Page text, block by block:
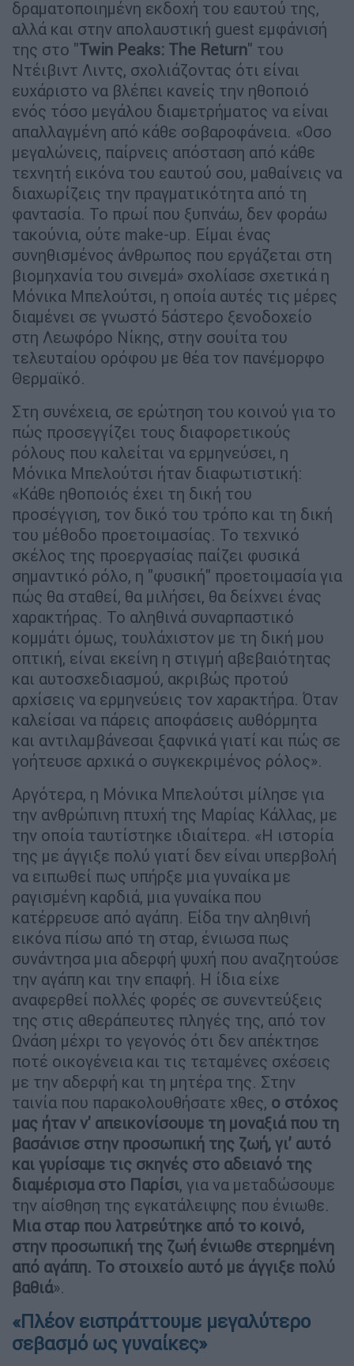
δραματοποιημένη εκδοχή του εαυτού της,
αλλά και στην απολαυστική guest εμφάνισή
της στο "Twin Peaks: The Return" του
Ντέιβιντ Λιντς, σχολιάζοντας ότι είναι
ευχάριστο να βλέπει κανείς την ηθοποιό
ενός τόσο μεγάλου διαμετρήματος να είναι
απαλλαγμένη από κάθε σοβαροφάνεια. «Οσο
μεγαλώνεις, παίρνεις απόσταση από κάθε
τεχνητή εικόνα του εαυτού σου, μαθαίνεις να
διαχωρίζεις την πραγματικότητα από τη
φαντασία. Το πρωί που ξυπνάω, δεν φοράω
τακούνια, ούτε make-up. Είμαι ένας
συνηθισμένος άνθρωπος που εργάζεται στη
βιομηχανία του σινεμά» σχολίασε σχετικά η
Μόνικα Μπελούτσι, η οποία αυτές τις μέρες
διαμένει σε γνωστό 5άστερο ξενοδοχείο
στη Λεωφόρο Νίκης, στην σουίτα του
τελευταίου ορόφου με θέα τον πανέμορφο
Θερμαϊκό.
Στη συνέχεια, σε ερώτηση του κοινού για το
πώς προσεγγίζει τους διαφορετικούς
ρόλους που καλείται να ερμηνεύσει, η
Μόνικα Μπελούτσι ήταν διαφωτιστική:
«Κάθε ηθοποιός έχει τη δική του
προσέγγιση, τον δικό του τρόπο και τη δική
του μέθοδο προετοιμασίας. Το τεχνικό
σκέλος της προεργασίας παίζει φυσικά
σημαντικό ρόλο, η "φυσική" προετοιμασία για
πώς θα σταθεί, θα μιλήσει, θα δείχνει ένας
χαρακτήρας. Το αληθινά συναρπαστικό
κομμάτι όμως, τουλάχιστον με τη δική μου
οπτική, είναι εκείνη η στιγμή αβεβαιότητας
και αυτοσχεδιασμού, ακριβώς προτού
αρχίσεις να ερμηνεύεις τον χαρακτήρα. Όταν
καλείσαι να πάρεις αποφάσεις αυθόρμητα
και αντιλαμβάνεσαι ξαφνικά γιατί και πώς σε
γοήτευσε αρχικά ο συγκεκριμένος ρόλος».
Αργότερα, η Μόνικα Μπελούτσι μίλησε για
την ανθρώπινη πτυχή της Μαρίας Κάλλας, με
την οποία ταυτίστηκε ιδιαίτερα. «Η ιστορία
της με άγγιξε πολύ γιατί δεν είναι υπερβολή
να ειπωθεί πως υπήρξε μια γυναίκα με
ραγισμένη καρδιά, μια γυναίκα που
κατέρρευσε από αγάπη. Είδα την αληθινή
εικόνα πίσω από τη σταρ, ένιωσα πως
συνάντησα μια αδερφή ψυχή που αναζητούσε
την αγάπη και την επαφή. Η ίδια είχε
αναφερθεί πολλές φορές σε συνεντεύξεις
της στις αθεράπευτες πληγές της, από τον
Ωνάση μέχρι το γεγονός ότι δεν απέκτησε
ποτέ οικογένεια και τις τεταμένες σχέσεις
με την αδερφή και τη μητέρα της. Στην
ταινία που παρακολουθήσατε χθες, ο στόχος
μας ήταν ν' απεικονίσουμε τη μοναξιά που τη
βασάνισε στην προσωπική της ζωή, γι’ αυτό
και γυρίσαμε τις σκηνές στο αδειανό της
διαμέρισμα στο Παρίσι, για να μεταδώσουμε
την αίσθηση της εγκατάλειψης που ένιωθε.
Μια σταρ που λατρεύτηκε από το κοινό,
στην προσωπική της ζωή ένιωθε στερημένη
από αγάπη. Το στοιχείο αυτό με άγγιξε πολύ
βαθιά».
«Πλέον εισπράττουμε μεγαλύτερο
σεβασμό ως γυναίκες»